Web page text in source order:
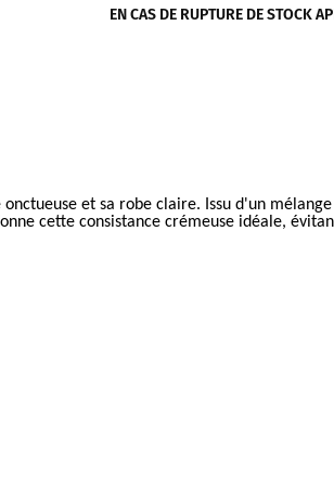
l'unité
EN CAS DE RUPTURE DE STOCK
et sa robe claire. Issu d'un
cette consistance crémeuse idéale,